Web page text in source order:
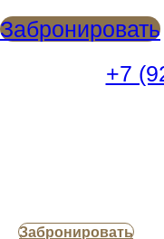
Забронировать
+7
Забронировать